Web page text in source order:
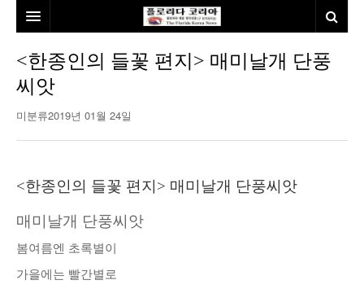
본사소개
뉴스
미국
발행인칼럼
김명열칼럼
이명덕칼럼
김선옥칼럼
건강
본보특집
100인선/독자광장
100인선
여행
<한종인의 들꽃 편지> 매미날개 단풍
씨앗
미분류2019년 01월 24일
<한종인의 들꽃 편지> 매미날개 단풍씨앗
매미날개 단풍씨앗
봄여름엔 초록별이
가을에는 빨간별로